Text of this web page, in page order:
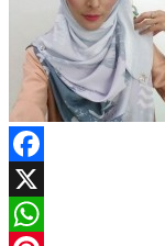
Facebook
X